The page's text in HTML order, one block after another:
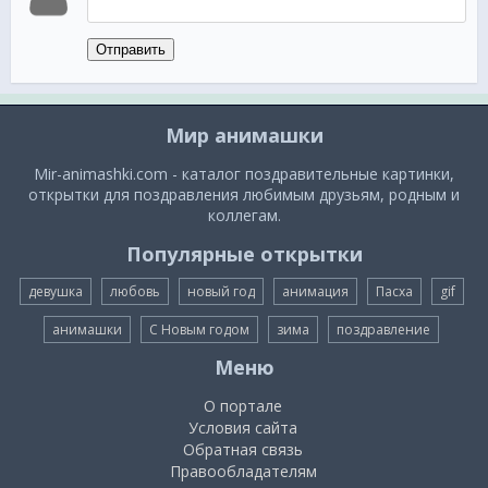
Отправить
Мир анимашки
Mir-animashki.com - каталог поздравительные картинки,
открытки для поздравления любимым друзьям, родным и
коллегам.
Популярные открытки
девушка любовь новый год анимация Пасха gif
анимашки С Новым годом зима поздравление
Меню
О портале
Условия сайта
Обратная связь
Правообладателям